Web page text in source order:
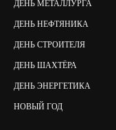
ДЕНЬ МЕТАЛЛУРГА
ДЕНЬ НЕФТЯНИКА
ДЕНЬ СТРОИТЕЛЯ
ДЕНЬ ШАХТЁРА
ДЕНЬ ЭНЕРГЕТИКА
НОВЫЙ ГОД